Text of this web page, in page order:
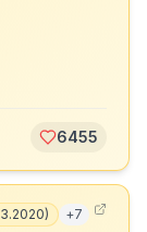
6455
) +7